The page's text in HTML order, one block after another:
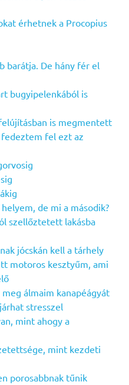
érhetnek a Procopius
barátja. De hány fér el
bugyipelenkából is
is megmentett
fel ezt az
de mi a második?
szellőztetett lakásba
jócskán kell a tárhely
motoros kesztyűm, ami
álmaim kanapéágyát
stresszel
mint ahogy a
mint kezdeti
porosabbnak tűnik